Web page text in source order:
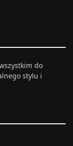
do
stylu i